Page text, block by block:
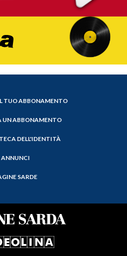
TUO ABBONAMENTO
UN ABBONAMENTO
DELL'IDENTITÀ
ANNUNCI
SARDE